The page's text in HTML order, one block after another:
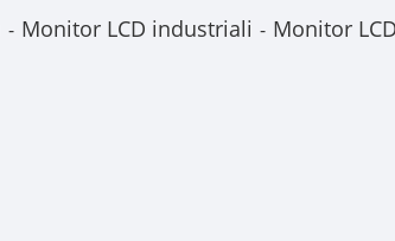
Monitor LCD industriali Monitor